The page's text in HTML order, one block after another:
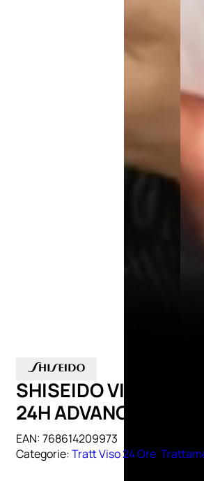
SHISEIDO VITAL
24H ADVANCED
EAN:768614209973
Categorie:Tratt Viso 24 Ore